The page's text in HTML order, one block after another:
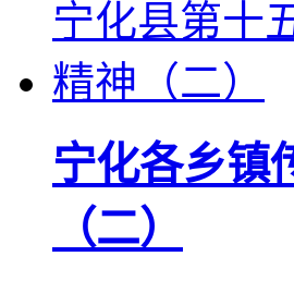
宁化各乡镇
（二）